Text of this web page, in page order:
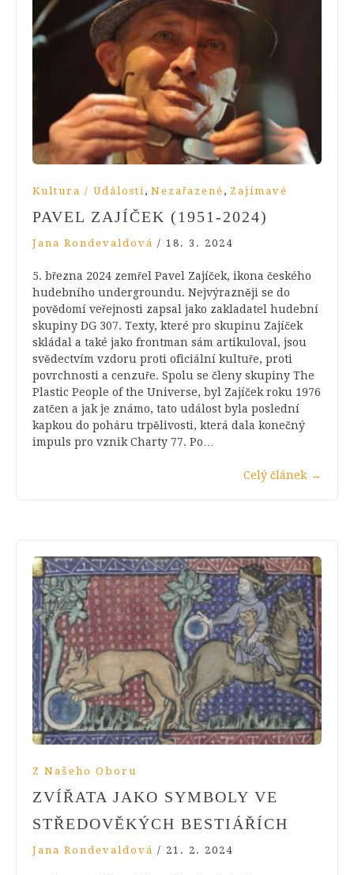
Kultura / Události , Nezařazené , Zajímavé
PAVEL ZAJÍČEK (1951-2024)
Jana Rondevaldová / 18. 3. 2024
5. března 2024 zemřel Pavel Zajíček, ikona českého
hudebního undergroundu. Nejvýrazněji se do
povědomí veřejnosti zapsal jako zakladatel hudební
skupiny DG 307. Texty, které pro skupinu Zajíček
skládal a také jako frontman sám artikuloval, jsou
svědectvím vzdoru proti oficiální kultuře, proti
povrchnosti a cenzuře. Spolu se členy skupiny The
Plastic People of the Universe, byl Zajíček roku 1976
zatčen a jak je známo, tato událost byla poslední
kapkou do poháru trpělivosti, která dala konečný
impuls pro vznik Charty 77. Po…
Celý článek →
Z Našeho Oboru
ZVÍŘATA JAKO SYMBOLY VE
STŘEDOVĚKÝCH BESTIÁŘÍCH
Jana Rondevaldová / 21. 2. 2024